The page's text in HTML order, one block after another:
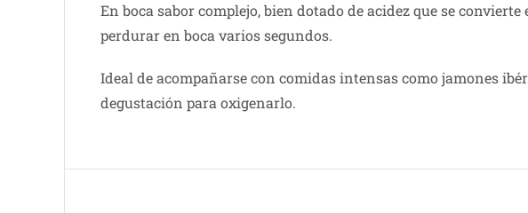
En boca sabor complejo, bien dotado de acidez que se
perdurar en boca varios segundos.
Ideal de acompañarse con comidas intensas como jamones
degustación para oxigenarlo.